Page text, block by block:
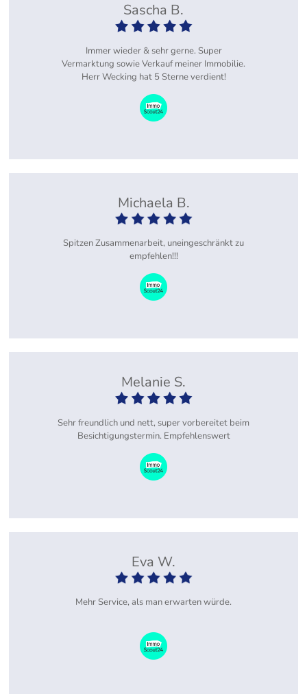
Sascha B.
Immer wieder & sehr gerne. Super
Vermarktung sowie Verkauf meiner Immobilie.
Herr Wecking hat 5 Sterne verdient!
Michaela B.
Spitzen Zusammenarbeit, uneingeschränkt zu
empfehlen!!!
Melanie S.
Sehr freundlich und nett, super vorbereitet beim
Besichtigungstermin. Empfehlenswert
Eva W.
Mehr Service, als man erwarten würde.